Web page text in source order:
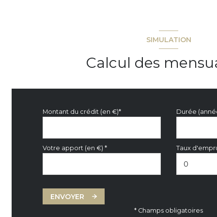
SIMULATION
Calcul des
Montant du crédit (en €)* Durée
Votre apport (en €) * Taux
ENVOYER
* Champs obligatoires